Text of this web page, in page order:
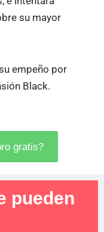
su mayor
empeño por
Black.
gratis?
pueden